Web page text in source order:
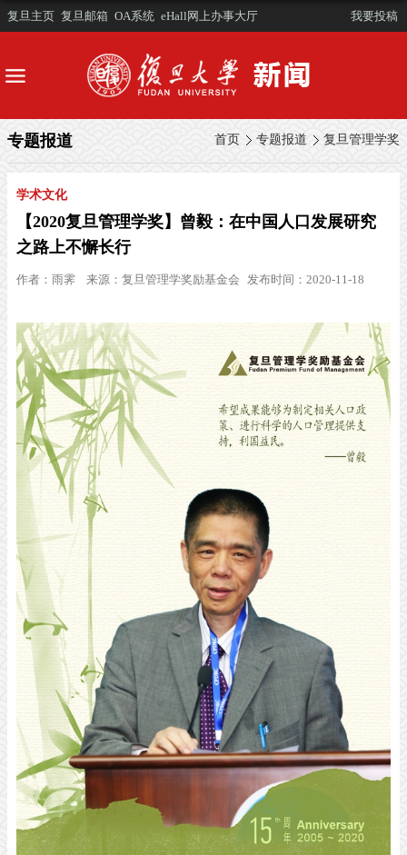
复旦主页 复旦邮箱 OA系统 eHall网上办事大厅 我要投稿
首页 专题报道 复旦管理学奖
专题报道
学术文化
【2020复旦管理学奖】曾毅：在中国人口发展研究
之路上不懈长行
作者： 雨霁 来源： 复旦管理学奖励基金会 发布时间：2020-11-18